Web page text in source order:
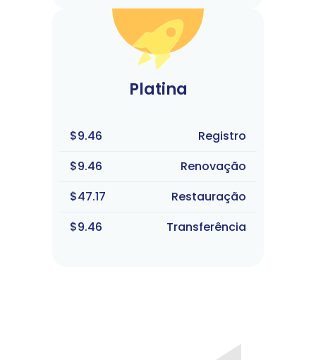
Platina
$9.46
Registro
$9.46
Renovação
$47.17
Restauração
$9.46
Transferência